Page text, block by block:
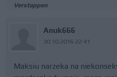
Verstappen
Anuk666
30.10.2016 22:41
Maksiu narzeka na